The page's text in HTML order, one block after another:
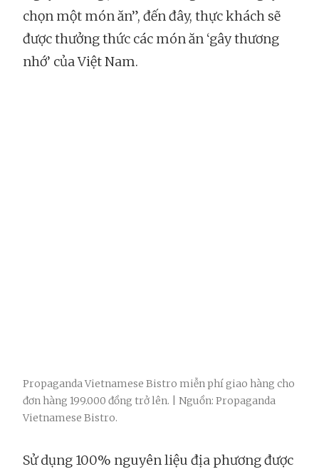
chọn một món ăn”, đến đây, thực khách sẽ
được thưởng thức các món ăn ‘gây thương
nhớ’ của Việt Nam.
Propaganda Vietnamese Bistro miễn phí giao hàng cho
đơn hàng 199.000 đồng trở lên. | Nguồn: Propaganda
Vietnamese Bistro.
Sử dụng 100% nguyên liệu địa phương được